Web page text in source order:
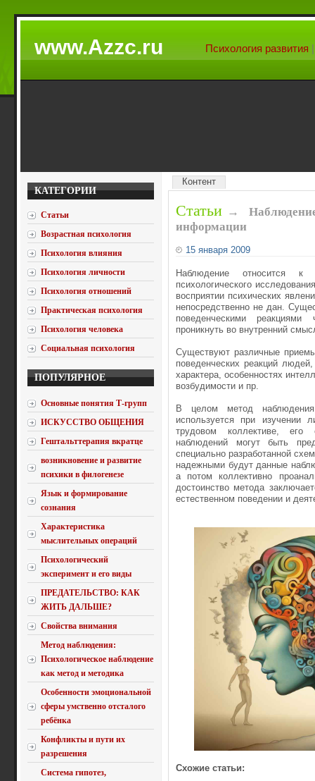
www.Azzc.ru Психология развития
КАТЕГОРИИ
Статьи
Возрастная психология
Психология влияния
Психология личности
Психология отношений
Практическая психология
Психология человека
Социальная психология
ПОПУЛЯРНОЕ
Основные понятия Т-групп
ИСКУССТВО ОБЩЕНИЯ
Гештальттерапия вкратце
возникновение и развитие
психики в филогенезе
Язык и формирование
сознания
Характеристика
мыслительных операций
Психологический
эксперимент и его виды
ПРЕДАТЕЛЬСТВО: КАК
ЖИТЬ ДАЛЬШЕ?
Свойства внимания
Метод наблюдения:
Психологическое наблюдение
как метод и методика
Особенности эмоциональной
сферы умственно отсталого
ребёнка
Конфликты и пути их
разрешения
Система гипотез,
Контент
Статьи →
информации
15 января 2009
Наблюдение относится к
психологического
восприятии психических
непосредственно не дан.
поведенческими
проникнуть во внутренний
Существуют различные
поведенческих реакций
характера, особенностях
возбудимости и пр.
В целом метод
используется при изучении
трудовом коллективе, его
наблюдений могут быть
специально разработанной
надежными будут данные
а потом коллективно
достоинство метода
естественном поведении и
Схожие статьи: